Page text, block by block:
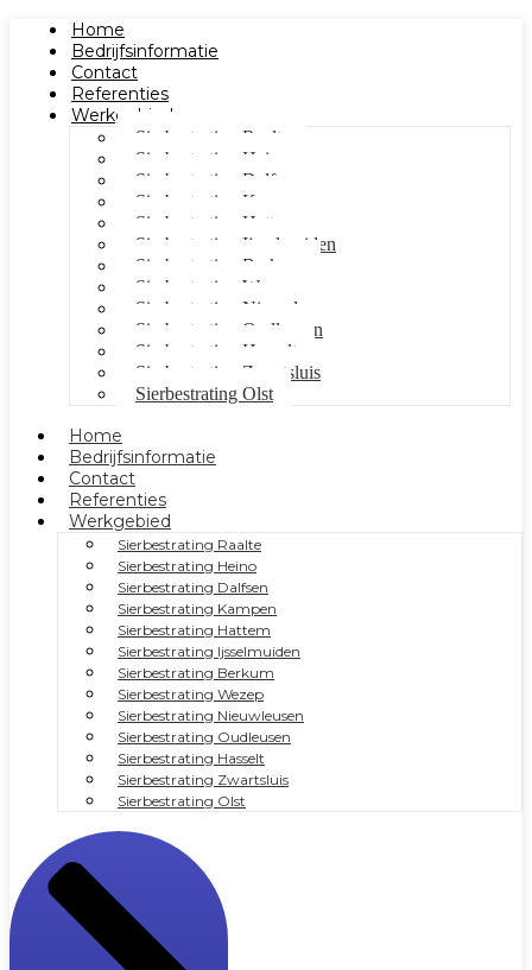
Home
Bedrijfsinformatie
Contact
Referenties
Werkgebied
Sierbestrating Raalte
Sierbestrating Heino
Sierbestrating Dalfsen
Sierbestrating Kampen
Sierbestrating Hattem
Sierbestrating Ijsselmuiden
Sierbestrating Berkum
Sierbestrating Wezep
Sierbestrating Nieuwleusen
Sierbestrating Oudleusen
Sierbestrating Hasselt
Sierbestrating Zwartsluis
Sierbestrating Olst
Home
Bedrijfsinformatie
Contact
Referenties
Werkgebied
Sierbestrating Raalte
Sierbestrating Heino
Sierbestrating Dalfsen
Sierbestrating Kampen
Sierbestrating Hattem
Sierbestrating Ijsselmuiden
Sierbestrating Berkum
Sierbestrating Wezep
Sierbestrating Nieuwleusen
Sierbestrating Oudleusen
Sierbestrating Hasselt
Sierbestrating Zwartsluis
Sierbestrating Olst